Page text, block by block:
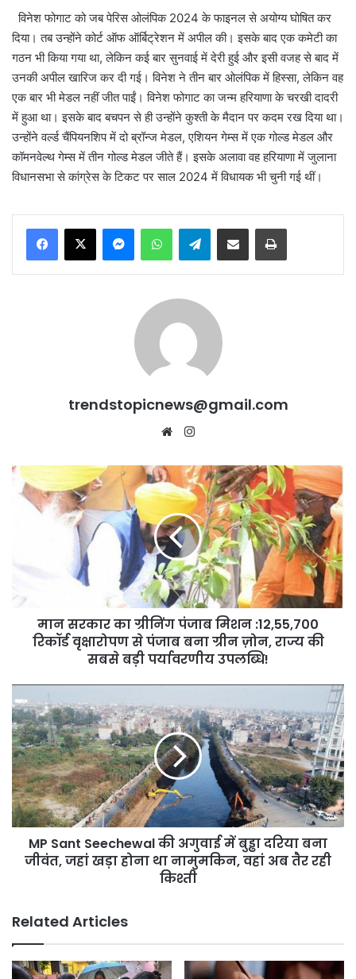
विनेश फोगाट को जब पेरिस ओलंपिक 2024 के फाइनल से अयोग्य घोषित कर
दिया। तब उन्होंने कोर्ट ऑफ ऑर्बिट्रेशन में अपील की। इसके बाद एक कमेटी का
गठन भी किया गया था, लेकिन कई बार सुनवाई में देरी हुई और इसी वजह से बाद में
उनकी अपील खारिज कर दी गई। विनेश ने तीन बार ओलंपिक में हिस्सा, लेकिन वह
एक बार भी मेडल नहीं जीत पाईं। विनेश फोगाट का जन्म हरियाणा के चरखी दादरी
में हुआ था। इसके बाद बचपन से ही उन्होंने कुश्ती के मैदान पर कदम रख दिया था।
उन्होंने वर्ल्ड चैंपियनशिप में दो ब्रॉन्ज मेडल, एशियन गेम्स में एक गोल्ड मेडल और
कॉमनवेल्थ गेम्स में तीन गोल्ड मेडल जीते हैं। इसके अलावा वह हरियाणा में जुलाना
विधानसभा से कांग्रेस के टिकट पर साल 2024 में विधायक भी चुनी गई थीं।
MessengerWhatsAppTelegramShare via Email Print
trendstopicnews@gmail.com
Website
मान
सरकार
:12,55,700
वृक्षारोपण
ज़ोन,
राज्य
की
सबसे
बड़ी
पर्यावरणीय
उपलब्धि!
मान सरकार का ग्रीनिंग पंजाब मिशन :12,55,700
रिकॉर्ड वृक्षारोपण से पंजाब बना ग्रीन ज़ोन, राज्य की
सबसे बड़ी पर्यावरणीय उपलब्धि!
Sant
Seechewal
की
अगुवाई
में
बुड्ढा
दरिया
बना
जीवंत,
जहां
नामुमकिन,
वहां
अब
तैर
MP Sant Seechewal की अगुवाई में बुड्ढा दरिया बना
जीवंत, जहां खड़ा होना था नामुमकिन, वहां अब तैर रही
किश्ती
Related Articles